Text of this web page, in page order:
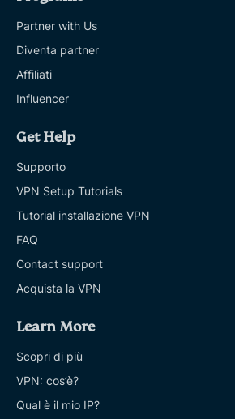
Partner with Us
Diventa partner
Affiliati
Influencer
Get Help
Supporto
VPN Setup Tutorials
Tutorial installazione VPN
FAQ
Contact support
Acquista la VPN
Learn More
Scopri di più
VPN: cos’è?
Qual è il mio IP?